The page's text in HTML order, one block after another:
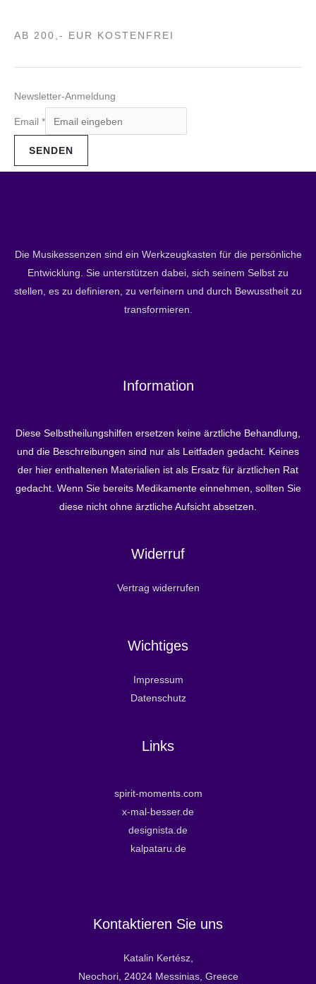
AB 200,- EUR KOSTENFREI
Newsletter-Anmeldung
Email *
SENDEN
Die Musikessenzen sind ein Werkzeugkasten für die persönliche
Entwicklung. Sie unterstützen dabei, sich seinem Selbst zu
stellen, es zu definieren, zu verfeinern und durch Bewusstheit zu
transformieren.
Information
Diese Selbstheilungshilfen ersetzen keine ärztliche Behandlung,
und die Beschreibungen sind nur als Leitfaden gedacht. Keines
der hier enthaltenen Materialien ist als Ersatz für ärztlichen Rat
gedacht. Wenn Sie bereits Medikamente einnehmen, sollten Sie
diese nicht ohne ärztliche Aufsicht absetzen.
Widerruf
Vertrag widerrufen
Wichtiges
Impressum
Datenschutz
Links
spirit-moments.com
x-mal-besser.de
designista.de
kalpataru.de
Kontaktieren Sie uns
Katalin Kertész,
Neochori, 24024 Messinias, Greece